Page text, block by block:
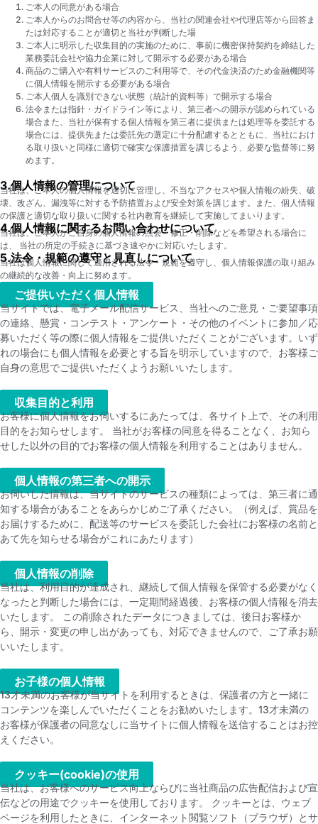
ご本人の同意がある場合
ご本人からのお問合せ等の内容から、当社の関連会社や代理店等から回答ま
たは対応することが適切と当社が判断した場
ご本人に明示した収集目的の実施のために、事前に機密保持契約を締結した
業務委託会社や協力企業に対して開示する必要がある場合
商品のご購入や有料サービスのご利用等で、その代金決済のため金融機関等
に個人情報を開示する必要がある場合
ご本人個人を識別できない状態（統計的資料等）で開示する場合
法令または指針・ガイドライン等により、第三者への開示が認められている
場合また、当社が保有する個人情報を第三者に提供または処理等を委託する
場合には、提供先または委託先の選定に十分配慮するとともに、当社におけ
る取り扱いと同様に適切で確実な保護措置を講じるよう、必要な監督等に努
めます。
3.個人情報の管理について
当社は、ご本人の個人情報を適切に管理し、不当なアクセスや個人情報の紛失、破
壊、改ざん、漏洩等に対する予防措置および安全対策を講じます。また、個人情報
の保護と適切な取り扱いに関する社内教育を継続して実施してまいります。
4.個人情報に関するお問い合わせについて
当社は、ご本人がご自身の個人情報の照会・修正・削除などを希望される場合に
は、 当社の所定の手続きに基づき速やかに対応いたします。
5.法令・規範の遵守と見直しについて
当社は個人情報に関して適用される法令・規範を遵守し、個人情報保護の取り組み
の継続的な改善・向上に努めます。
ご提供いただく個人情報
当サイトでは、電子メール配信サービス、当社へのご意見・ご要望事項
の連絡、懸賞・コンテスト・アンケート・その他のイベントに参加／応
募いただく等の際に個人情報をご提供いただくことがございます。いず
れの場合にも個人情報を必要とする旨を明示していますので、お客様ご
自身の意思でご提供いただくようお願いいたします。
収集目的と利用​
お客様に個人情報をお伺いするにあたっては、各サイト上で、その利用
目的をお知らせします。 当社がお客様の同意を得ることなく、お知ら
せした以外の目的でお客様の個人情報を利用することはありません。
個人情報の第三者への開示​
お伺いした情報は、当サイトのサービスの種類によっては、第三者に通
知する場合があることをあらかじめご了承ください。（例えば、賞品を
お届けするために、配送等のサービスを委託した会社にお客様の名前と
あて先を知らせる場合がこれにあたります）
個人情報の削除
当社は、利用目的が達成され、継続して個人情報を保管する必要がなく
なったと判断した場合には、一定期間経過後、お客様の個人情報を消去
いたします。 この削除されたデータにつきましては、後日お客様か
ら、開示・変更の申し出があっても、対応できませんので、ご了承お願
いいたします。
お子様の個人情報
13才未満のお客様が当サイトを利用するときは、保護者の方と一緒に
コンテンツを楽しんでいただくことをお勧めいたします。13才未満の
お客様が保護者の同意なしに当サイトに個人情報を送信することはお控
えください。
クッキー(cookie)の使用​
当社は、お客様へのサービス向上ならびに当社商品の広告配信および宣
伝などの用途でクッキーを使用しております。 クッキーとは、ウェブ
ページを利用したときに、インターネット閲覧ソフト（ブラウザ）とサ